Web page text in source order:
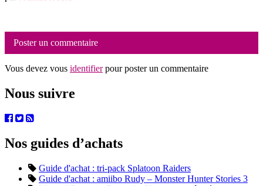
Poster un commentaire
Vous devez vous identifierpour poster un commentaire
Nous suivre
Nos guides d’achats
Guide d'achat : tri-pack Splatoon Raiders
Guide d'achat : amiibo Rudy – Monster Hunter Stories 3